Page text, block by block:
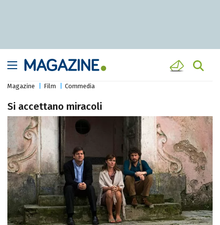
Magazine Film Commedia
Si accettano miracoli